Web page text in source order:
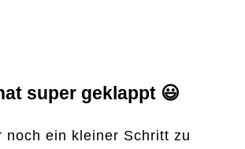
super geklappt 😃
noch ein kleiner Schritt zu